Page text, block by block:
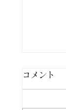
コメント